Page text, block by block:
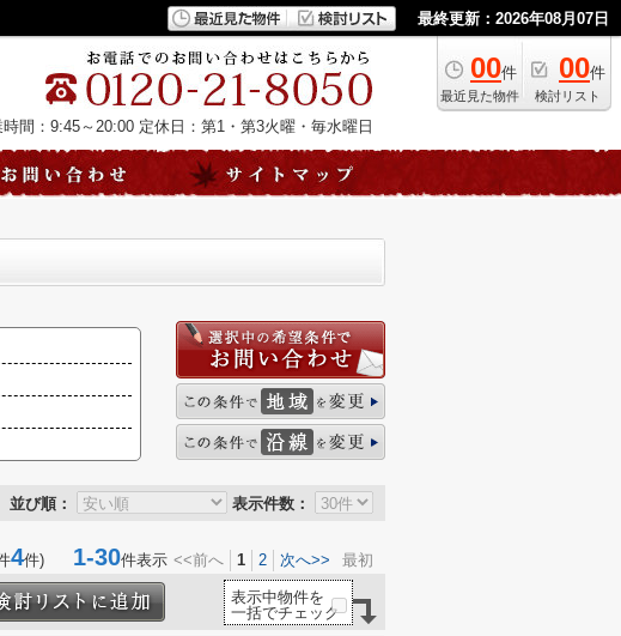
最終更新：2026年08月07日
00件
最近見た物件
00件
検討リスト
時間：9:45～20:00 定休日：第1・第3火曜・毎水曜日
並び順： 表示件数：
4件) 1-30件表示 <<前へ 1 2 次へ>> 最初
表示中物件を
一括でチェック